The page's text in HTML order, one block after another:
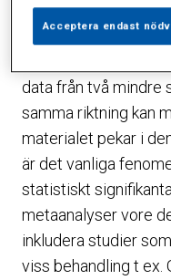
metaanalyses”.
svårt det kan vara
data från två mindre
samma riktning kan
materialet pekar i
är det vanliga
statistiskt
metaanalyser vore
inkludera studier
viss behandling t ex.
Acceptera endast